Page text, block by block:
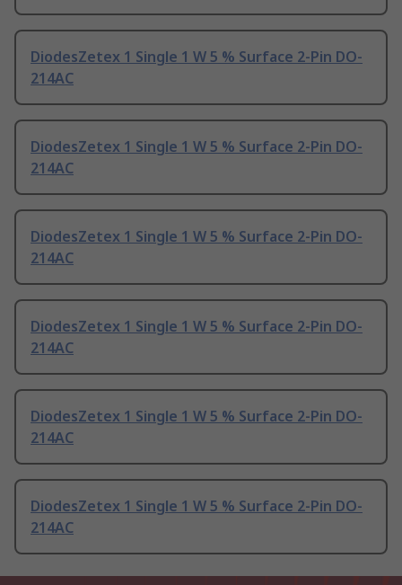
DiodesZetex 1 Single 1 W 5 % Surface 2-Pin DO-
214AC
DiodesZetex 1 Single 1 W 5 % Surface 2-Pin DO-
214AC
DiodesZetex 1 Single 1 W 5 % Surface 2-Pin DO-
214AC
DiodesZetex 1 Single 1 W 5 % Surface 2-Pin DO-
214AC
DiodesZetex 1 Single 1 W 5 % Surface 2-Pin DO-
214AC
DiodesZetex 1 Single 1 W 5 % Surface 2-Pin DO-
214AC